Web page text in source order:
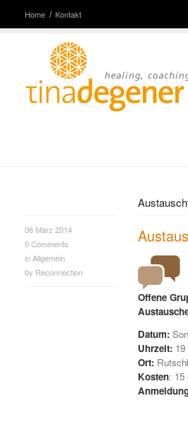
Home Kontakt
06 März 2014
0Comments
inAllgemein
by Reconnection
Offene
Datum:
Uhrzeit:
Ort:
Kosten: 15